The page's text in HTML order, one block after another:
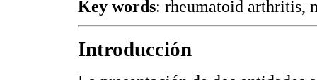
Key words: rheumatoid arthritis,
Introducción